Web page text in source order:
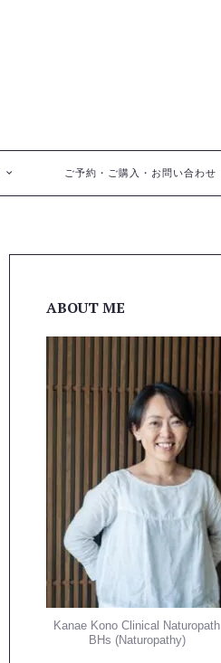
ご予約・ご購入・お問い合わせ
ABOUT ME
Kanae Kono Clinical Naturopath
BHs (Naturopathy)